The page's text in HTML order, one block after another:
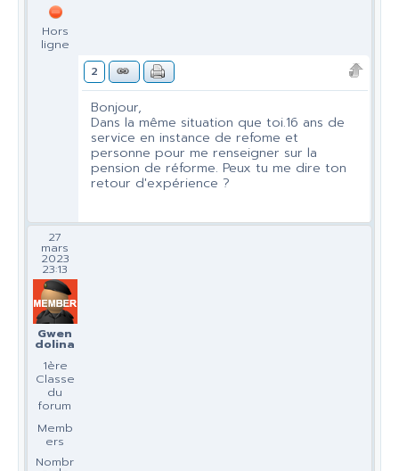
Hors
ligne
2
Bonjour,
Dans la même situation que toi.16 ans de
service en instance de refome et
personne pour me renseigner sur la
pension de réforme. Peux tu me dire ton
retour d'expérience ?
27
mars
2023
23:13
Gwen
dolina
1ère
Classe
du
forum
Memb
ers
Nombr